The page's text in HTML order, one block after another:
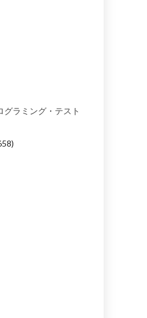
ラミング・テスト